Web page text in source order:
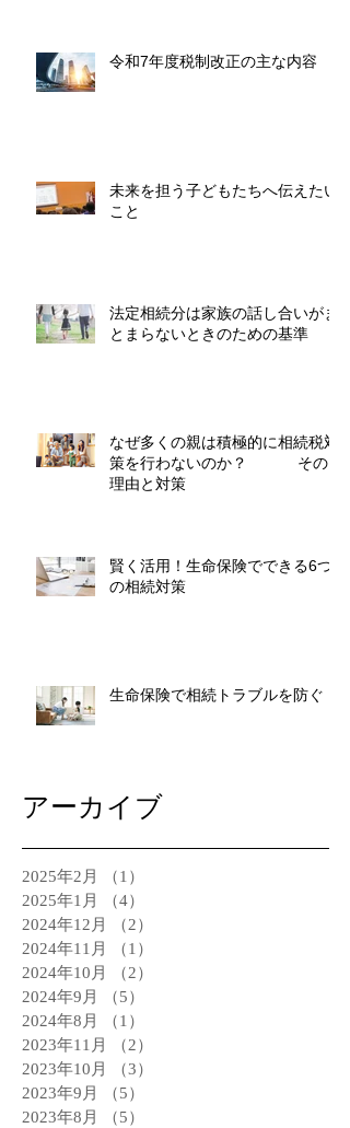
令和7年度税制改正の主な内容
未来を担う子どもたちへ伝えたい
こと
法定相続分は家族の話し合いがま
とまらないときのための基準
なぜ多くの親は積極的に相続税対
策を行わないのか？ その
理由と対策
賢く活用！生命保険でできる6つ
の相続対策
生命保険で相続トラブルを防ぐ
アーカイブ
2025年2月 （1）
2025年1月
（4）
2024年12月
（2）
2024年11月
（1）
2024年10月
（2）
2024年9月
（5）
2024年8月
（1）
2023年11月
（2）
2023年10月
（3）
2023年9月
（5）
2023年8月
（5）